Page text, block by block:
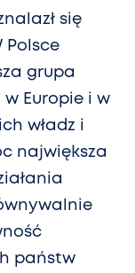
się
Polsce
grupa
Europie i w
władz i
największa
państw